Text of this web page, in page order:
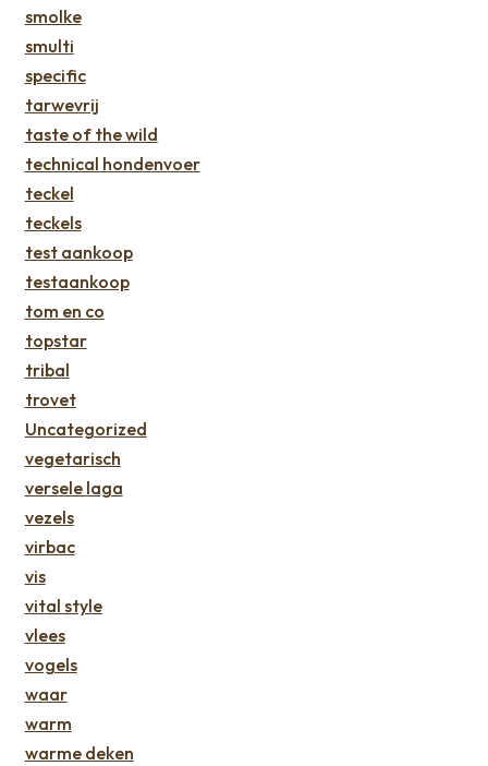
smolke
smulti
specific
tarwevrij
taste of the wild
technical hondenvoer
teckel
teckels
test aankoop
testaankoop
tom en co
topstar
tribal
trovet
Uncategorized
vegetarisch
versele laga
vezels
virbac
vis
vital style
vlees
vogels
waar
warm
warme deken